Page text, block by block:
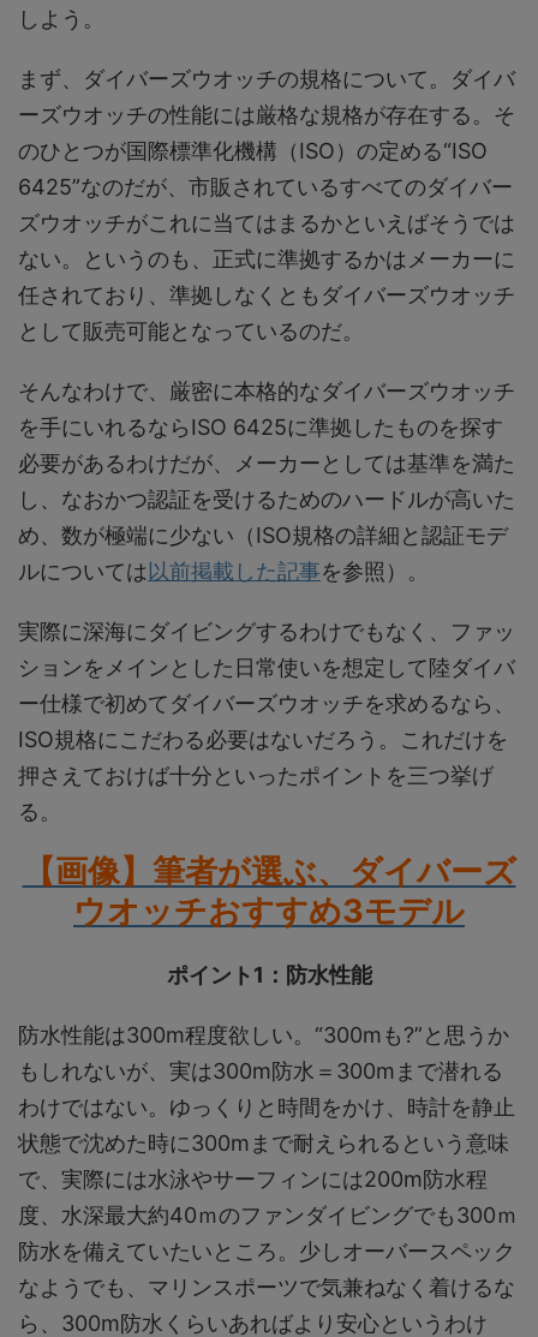
しよう。
まず、ダイバーズウオッチの規格について。ダイバ
ーズウオッチの性能には厳格な規格が存在する。そ
のひとつが国際標準化機構（ISO）の定める“ISO
6425”なのだが、市販されているすべてのダイバー
ズウオッチがこれに当てはまるかといえばそうでは
ない。というのも、正式に準拠するかはメーカーに
任されており、準拠しなくともダイバーズウオッチ
として販売可能となっているのだ。
そんなわけで、厳密に本格的なダイバーズウオッチ
を手にいれるならISO 6425に準拠したものを探す
必要があるわけだが、メーカーとしては基準を満た
し、なおかつ認証を受けるためのハードルが高いた
め、数が極端に少ない（ISO規格の詳細と認証モデ
ルについては以前掲載した記事を参照）。
実際に深海にダイビングするわけでもなく、ファッ
ションをメインとした日常使いを想定して陸ダイバ
ー仕様で初めてダイバーズウオッチを求めるなら、
ISO規格にこだわる必要はないだろう。これだけを
押さえておけば十分といったポイントを三つ挙げ
る。
【画像】筆者が選ぶ、ダイバーズ
ウオッチおすすめ3モデル
ポイント1：防水性能
防水性能は300m程度欲しい。“300mも?”と思うか
もしれないが、実は300m防水＝300mまで潜れる
わけではない。ゆっくりと時間をかけ、時計を静止
状態で沈めた時に300mまで耐えられるという意味
で、実際には水泳やサーフィンには200m防水程
度、水深最大約40ｍのファンダイビングでも300ｍ
防水を備えていたいところ。少しオーバースペック
なようでも、マリンスポーツで気兼ねなく着けるな
ら、300m防水くらいあればより安心というわけ